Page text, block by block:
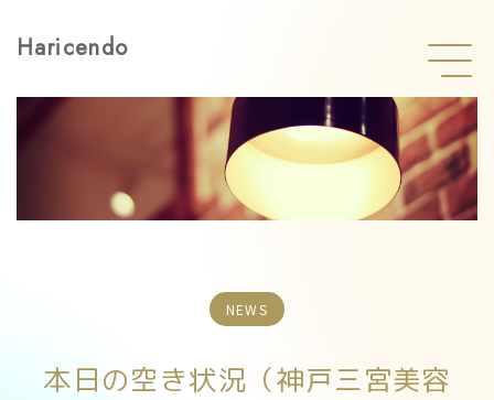
Haricendo
NEWS
本日の空き状況（神戸三宮美容